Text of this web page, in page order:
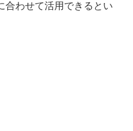
合わせて活用できるとい